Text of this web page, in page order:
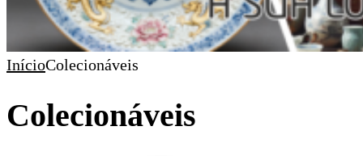
InícioColecionáveis
Colecionáveis